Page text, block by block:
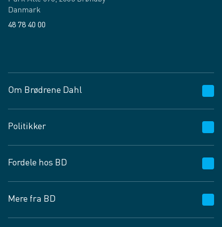
Danmark
48 78 40 00
Om Brødrene Dahl
Vagttelefon 30 10 89 89
Spørgsmål og svar
Job og karriere
Fødevarekontrolrapport
Politikker
Privatlivspolitik
Cookies
Vilkår og betingelser
Fordele hos BD
BD app
BD.dk services
Mere fra BD